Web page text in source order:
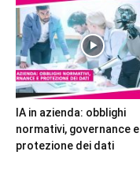
IA in azienda: obblighi
normativi, governance e
protezione dei dati